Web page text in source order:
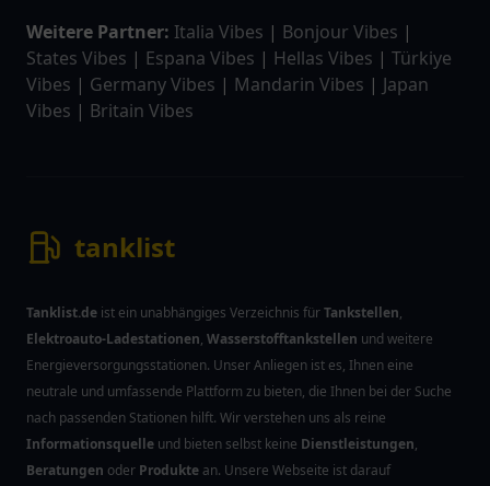
Weitere Partner: Italia Vibes | Bonjour Vibes |
States Vibes | Espana Vibes | Hellas Vibes | Türkiye
Vibes | Germany Vibes | Mandarin Vibes | Japan
Vibes | Britain Vibes
tanklist
Tanklist.de ist ein unabhängiges Verzeichnis fürTankstellen,
Elektroauto-Ladestationen, Wasserstofftankstellen und weitere
Energieversorgungsstationen. Unser Anliegen ist es, Ihnen eine
neutrale und umfassende Plattform zu bieten, die Ihnen bei der Suche
nach passenden Stationen hilft. Wir verstehen uns als reine
Informationsquelle und bieten selbst keine Dienstleistungen,
Beratungen oder Produkte an. Unsere Webseite ist darauf